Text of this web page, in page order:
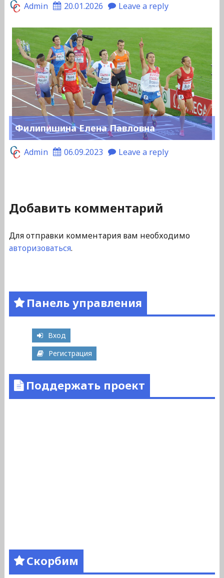
Admin 20.01.2026 Leave a reply
Филипишина Елена Павловна
Admin 06.09.2023 Leave a reply
Добавить комментарий
Для отправки комментария вам необходимо
авторизоваться.
Панель управления
Вход
Регистрация
Поддержать проект
Скорбим